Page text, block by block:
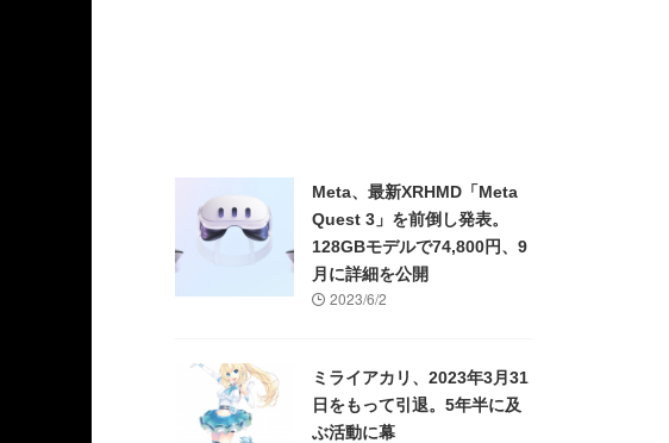
Meta、最新XRHMD「Meta
Quest 3」を前倒し発表。
128GBモデルで74,800円、9
月に詳細を公開
2023/6/2
ミライアカリ、2023年3月31
日をもって引退。5年半に及
ぶ活動に幕